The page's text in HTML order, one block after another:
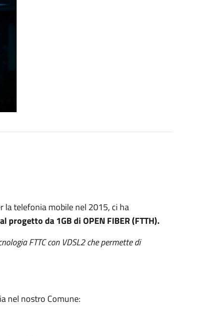
la telefonia mobile nel 2015, ci ha
da 1GB di OPEN FIBER (FTTH).
FTTC con VDSL2 che permette di
nel nostro Comune: